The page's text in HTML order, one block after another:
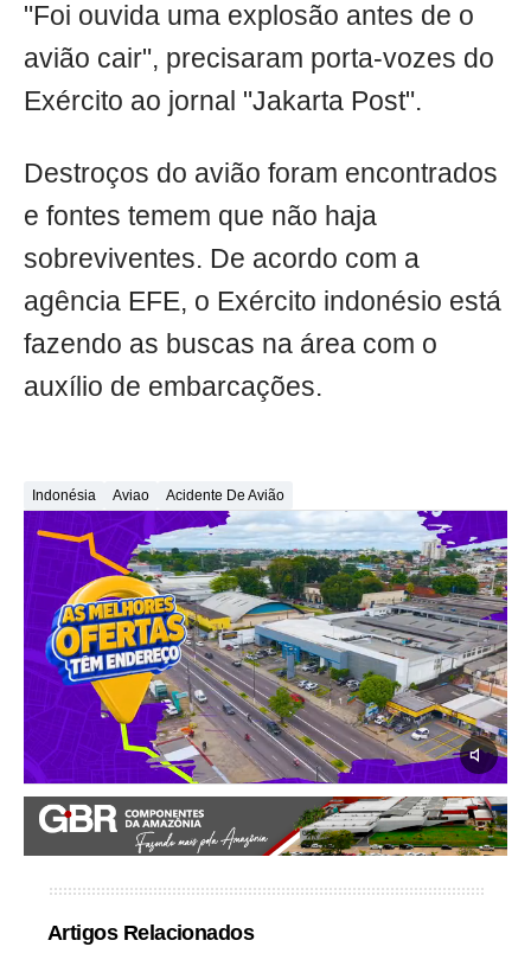
"Foi ouvida uma explosão antes de o
avião cair", precisaram porta-vozes do
Exército ao jornal "Jakarta Post".
Destroços do avião foram encontrados
e fontes temem que não haja
sobreviventes. De acordo com a
agência EFE, o Exército indonésio está
fazendo as buscas na área com o
auxílio de embarcações.
Indonésia Aviao Acidente De Avião
Artigos Relacionados